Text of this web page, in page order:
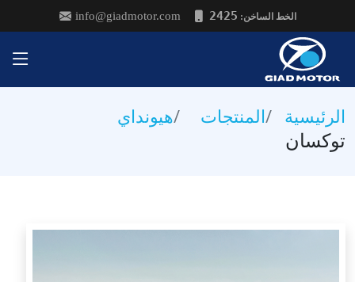
info@giadmotor.com 2425 :الخط الساخن
الرئيسية المنتجات هيونداي
توكسان